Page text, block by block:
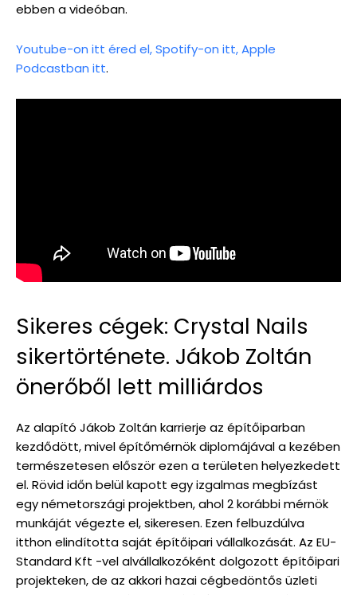
ebben a videóban.
Youtube-on itt éred el,Spotify-on itt,Apple
Podcastban itt.
Sikeres cégek: Crystal Nails
sikertörténete. Jákob Zoltán
önerőből lett milliárdos
Az alapító Jákob Zoltán karrierje az építőiparban
kezdődött, mivel építőmérnök diplomájával a kezében
természetesen először ezen a területen helyezkedett
el. Rövid időn belül kapott egy izgalmas megbízást
egy németországi projektben, ahol 2 korábbi mérnök
munkáját végezte el, sikeresen. Ezen felbuzdúlva
itthon elindította saját építőipari vállalkozását. Az EU-
Standard Kft -vel alvállalkozóként dolgozott építőipari
projekteken, de az akkori hazai cégbedöntős üzleti